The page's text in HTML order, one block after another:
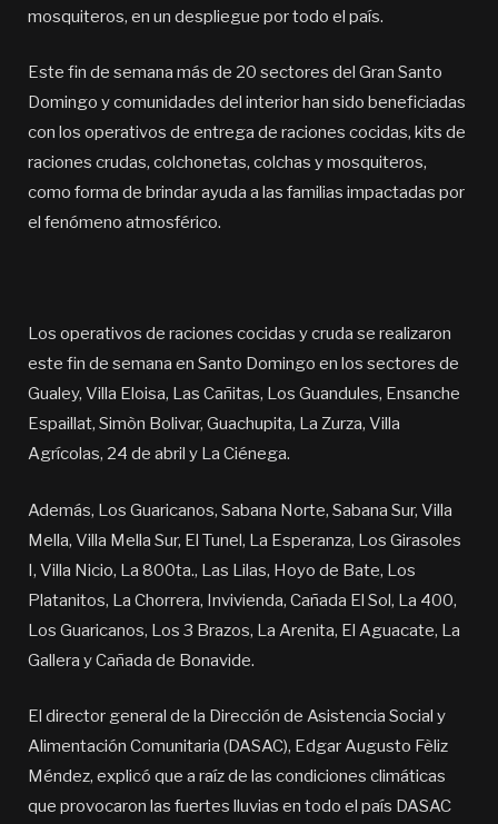
mosquiteros, en un despliegue por todo el país.
Este fin de semana más de 20 sectores del Gran Santo
Domingo y comunidades del interior han sido beneficiadas
con los operativos de entrega de raciones cocidas, kits de
raciones crudas, colchonetas, colchas y mosquiteros,
como forma de brindar ayuda a las familias impactadas por
el fenómeno atmosférico.
Los operativos de raciones cocidas y cruda se realizaron
este fin de semana en Santo Domingo en los sectores de
Gualey, Villa Eloisa, Las Cañitas, Los Guandules, Ensanche
Espaillat, Simòn Bolivar, Guachupita, La Zurza, Villa
Agrícolas, 24 de abril y La Ciénega.
Además, Los Guaricanos, Sabana Norte, Sabana Sur, Villa
Mella, Villa Mella Sur, El Tunel, La Esperanza, Los Girasoles
I, Villa Nicio, La 800ta., Las Lilas, Hoyo de Bate, Los
Platanitos, La Chorrera, Invivienda, Cañada El Sol, La 400,
Los Guaricanos, Los 3 Brazos, La Arenita, El Aguacate, La
Gallera y Cañada de Bonavide.
El director general de la Dirección de Asistencia Social y
Alimentación Comunitaria (DASAC), Edgar Augusto Fèliz
Méndez, explicó que a raíz de las condiciones climáticas
que provocaron las fuertes lluvias en todo el país DASAC